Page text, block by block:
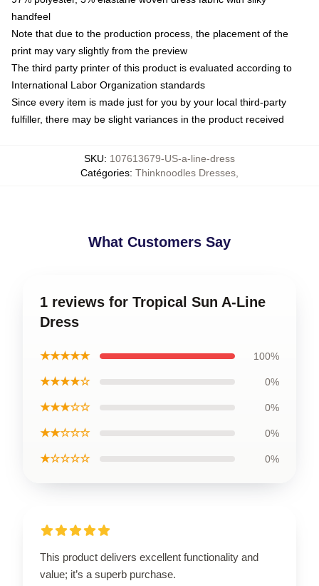
handfeel
Note that due to the production process, the placement of the
print may vary slightly from the preview
The third party printer of this product is evaluated according to
International Labor Organization standards
Since every item is made just for you by your local third-party
fulfiller, there may be slight variances in the product received
SKU: 107613679-US-a-line-dress
Catégories: Thinknoodles Dresses
What Customers Say
1 reviews for Tropical Sun A-Line
Dress
★★★★★ 100%
★★★★☆ 0%
★★★☆☆ 0%
★★☆☆☆ 0%
★☆☆☆☆ 0%
This product delivers excellent functionality and
value; it’s a superb purchase.